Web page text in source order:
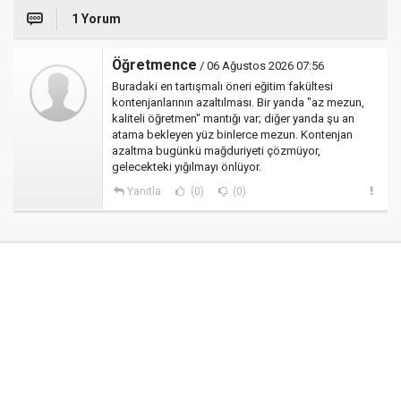
1 Yorum
Öğretmence / 06 Ağustos 2026 07:56
Buradaki en tartışmalı öneri eğitim fakültesi
kontenjanlarının azaltılması. Bir yanda "az mezun,
kaliteli öğretmen" mantığı var; diğer yanda şu an
atama bekleyen yüz binlerce mezun. Kontenjan
azaltma bugünkü mağduriyeti çözmüyor,
gelecekteki yığılmayı önlüyor.
Yanıtla (0) (0)